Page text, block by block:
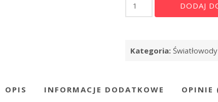
Światłowody
A4
2015-
DODAJ
Kategoria:
OPIS INFORMACJE DODATKOWE OPINIE